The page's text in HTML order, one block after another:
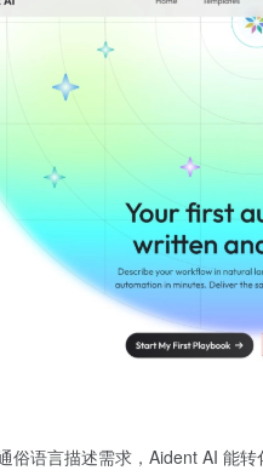
俗语言描述需求，Aident AI 能